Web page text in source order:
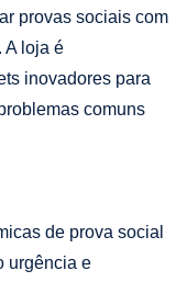
provas sociais com
A loja é
inovadores para
comuns
de prova social
urgência e